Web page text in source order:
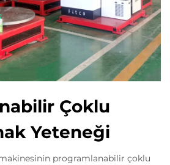
Çoklu
Yeteneği
programlanabilir çoklu